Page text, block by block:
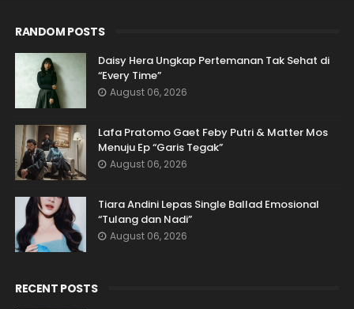
RANDOM POSTS
Daisy Hera Ungkap Pertemanan Tak Sehat di
“Every Time”
August 06, 2026
Lafa Pratomo Gaet Feby Putri & Matter Mos
Menuju Ep “Garis Tegak”
August 06, 2026
Tiara Andini Lepas Single Ballad Emosional
“Tulang dan Nadi”
August 06, 2026
RECENT POSTS